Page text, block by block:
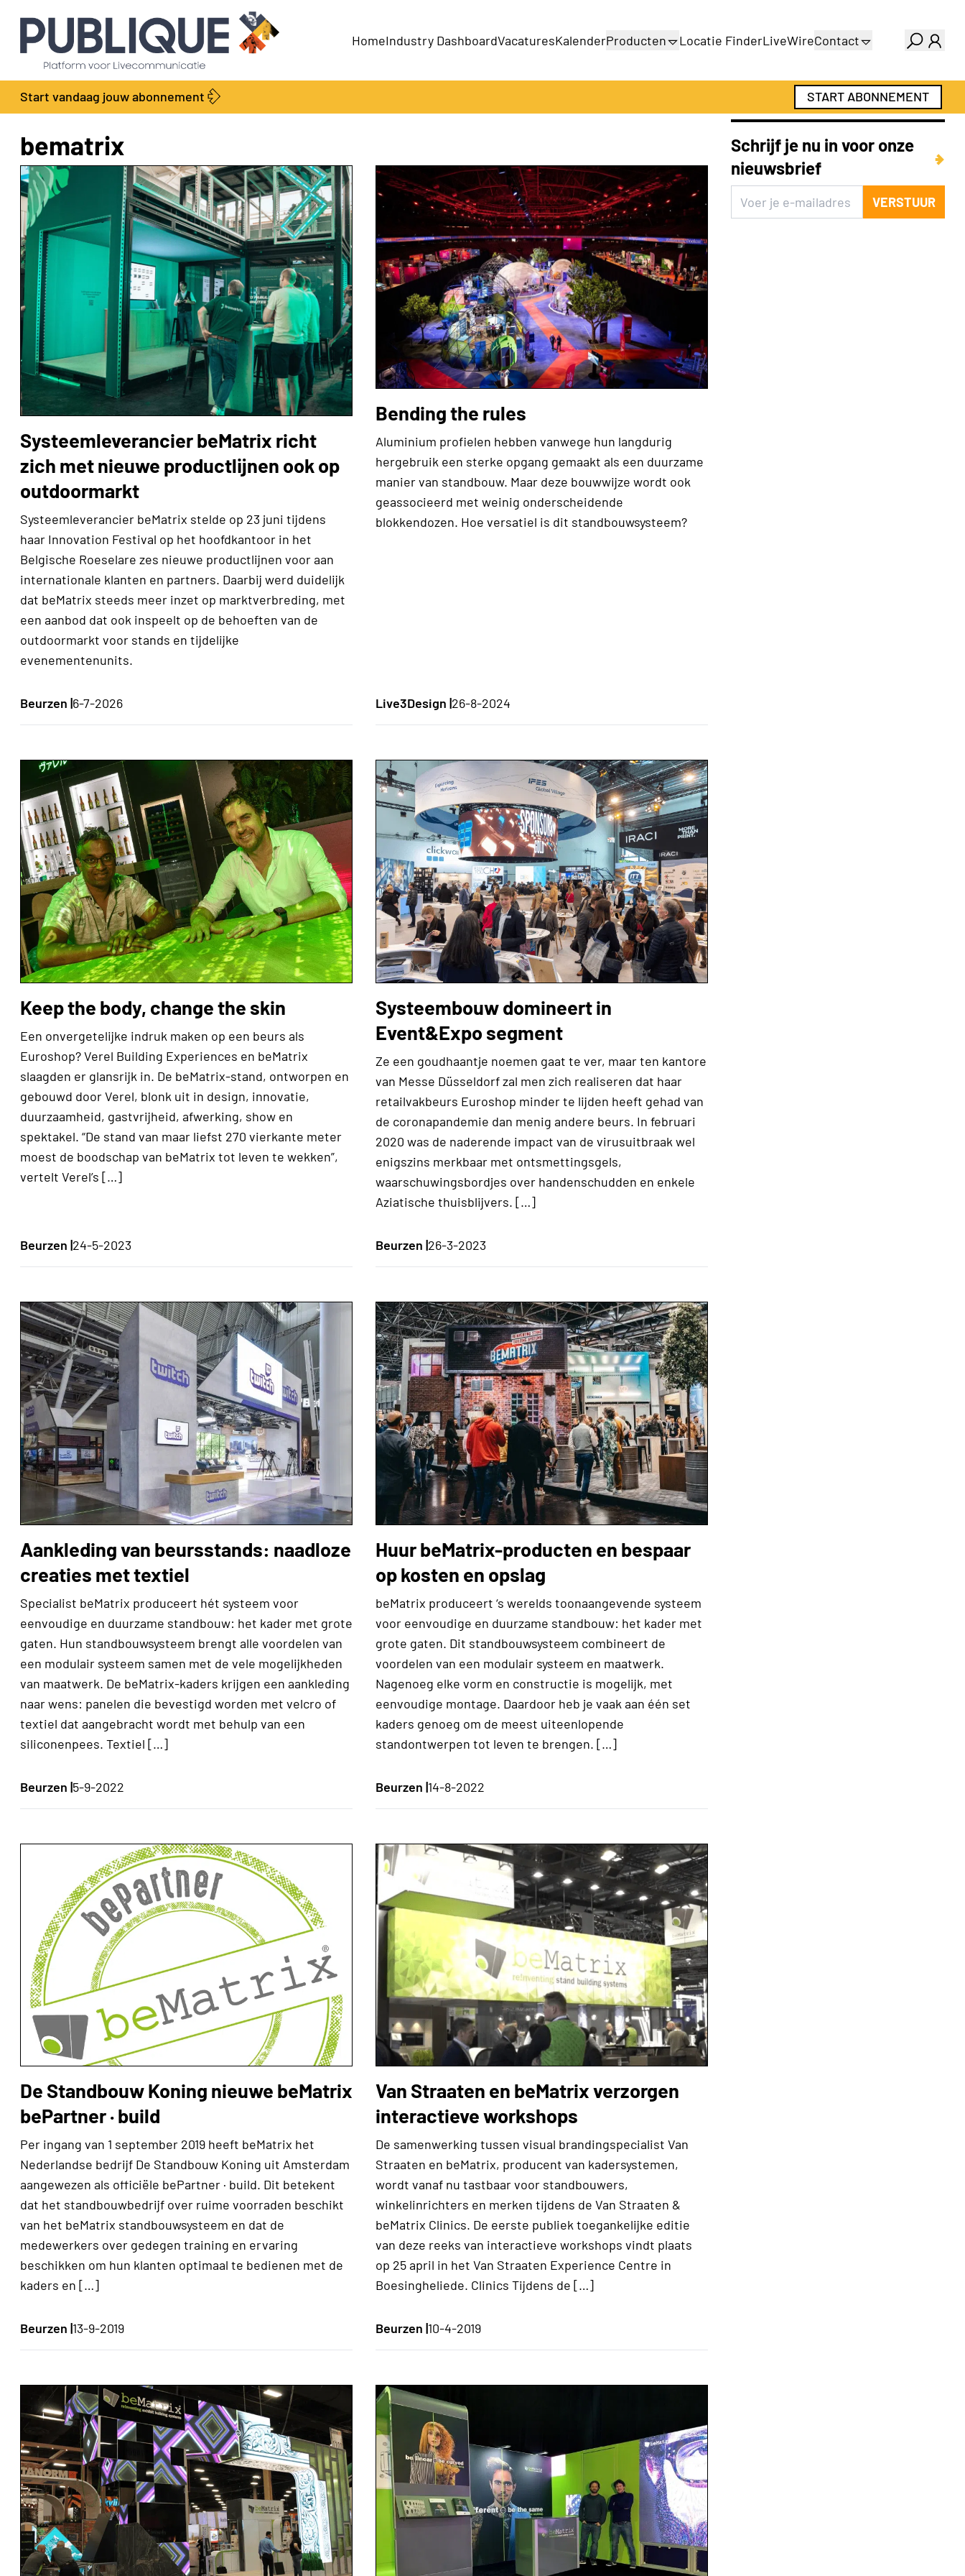
HomeIndustry DashboardVacaturesKalenderProducten
Productengids
Locatie FinderLiveWireContact
Adverteren
Abonnementen
Start vandaag jouw abonnement START ABONNEMENT
bematrix
Systeemleverancier beMatrix richt
zich met nieuwe productlijnen ook op
outdoormarkt
Systeemleverancier beMatrix stelde op 23 juni tijdens
haar Innovation Festival op het hoofdkantoor in het
Belgische Roeselare zes nieuwe productlijnen voor aan
internationale klanten en partners. Daarbij werd duidelijk
dat beMatrix steeds meer inzet op marktverbreding, met
een aanbod dat ook inspeelt op de behoeften van de
outdoormarkt voor stands en tijdelijke
evenementenunits.
Beurzen |6-7-2026
Bending the rules
Aluminium profielen hebben vanwege hun langdurig
hergebruik een sterke opgang gemaakt als een duurzame
manier van standbouw. Maar deze bouwwijze wordt ook
geassocieerd met weinig onderscheidende
blokkendozen. Hoe versatiel is dit standbouwsysteem?
Live3Design |26-8-2024
Keep the body, change the skin
Een onvergetelijke indruk maken op een beurs als
Euroshop? Verel Building Experiences en beMatrix
slaagden er glansrijk in. De beMatrix-stand, ontworpen en
gebouwd door Verel, blonk uit in design, innovatie,
duurzaamheid, gastvrijheid, afwerking, show en
spektakel. “De stand van maar liefst 270 vierkante meter
moest de boodschap van beMatrix tot leven te wekken”,
vertelt Verel’s […]
Beurzen |24-5-2023
Systeembouw domineert in
Event&Expo segment
Ze een goudhaantje noemen gaat te ver, maar ten kantore
van Messe Düsseldorf zal men zich realiseren dat haar
retailvakbeurs Euroshop minder te lijden heeft gehad van
de coronapandemie dan menig andere beurs. In februari
2020 was de naderende impact van de virusuitbraak wel
enigszins merkbaar met ontsmettingsgels,
waarschuwingsbordjes over handenschudden en enkele
Aziatische thuisblijvers. […]
Beurzen |26-3-2023
Aankleding van beursstands: naadloze
creaties met textiel
Specialist beMatrix produceert hét systeem voor
eenvoudige en duurzame standbouw: het kader met grote
gaten. Hun standbouwsysteem brengt alle voordelen van
een modulair systeem samen met de vele mogelijkheden
van maatwerk. De beMatrix-kaders krijgen een aankleding
naar wens: panelen die bevestigd worden met velcro of
textiel dat aangebracht wordt met behulp van een
siliconenpees. Textiel […]
Beurzen |5-9-2022
Huur beMatrix-producten en bespaar
op kosten en opslag
beMatrix produceert ‘s werelds toonaangevende systeem
voor eenvoudige en duurzame standbouw: het kader met
grote gaten. Dit standbouwsysteem combineert de
voordelen van een modulair systeem en maatwerk.
Nagenoeg elke vorm en constructie is mogelijk, met
eenvoudige montage. Daardoor heb je vaak aan één set
kaders genoeg om de meest uiteenlopende
standontwerpen tot leven te brengen. […]
Beurzen |14-8-2022
De Standbouw Koning nieuwe beMatrix
bePartner · build
Per ingang van 1 september 2019 heeft beMatrix het
Nederlandse bedrijf De Standbouw Koning uit Amsterdam
aangewezen als officiële bePartner · build. Dit betekent
dat het standbouwbedrijf over ruime voorraden beschikt
van het beMatrix standbouwsysteem en dat de
medewerkers over gedegen training en ervaring
beschikken om hun klanten optimaal te bedienen met de
kaders en […]
Beurzen |13-9-2019
Van Straaten en beMatrix verzorgen
interactieve workshops
De samenwerking tussen visual brandingspecialist Van
Straaten en beMatrix, producent van kadersystemen,
wordt vanaf nu tastbaar voor standbouwers,
winkelinrichters en merken tijdens de Van Straaten &
beMatrix Clinics. De eerste publiek toegankelijke editie
van deze reeks van interactieve workshops vindt plaats
op 25 april in het Van Straaten Experience Centre in
Boesingheliede. Clinics Tijdens de […]
Beurzen |10-4-2019
Schrijf je nu in voor onze
nieuwsbrief
VERSTUUR